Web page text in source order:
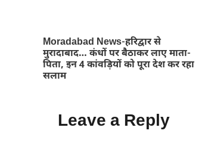
Moradabad News-हरिद्वार से
मुरादाबाद… कंधों पर बैठाकर लाए माता-
पिता, इन 4 कांवड़ियों को पूरा देश कर रहा
सलाम
Leave a Reply